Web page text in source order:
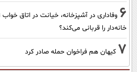
6 وفاداری در آشپزخانه، خیانت در اتاق
خانه‌دار را قربانی می‌کند؟
7 کیهان هم فراخوان حمله صادر کرد